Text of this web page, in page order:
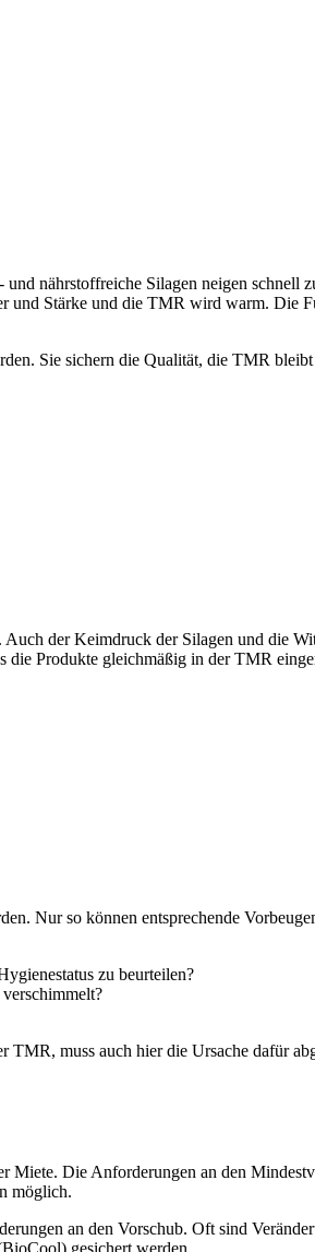
nährstoffreiche Silagen neigen
Stärke und die TMR wird warm. Die
Sie sichern die Qualität, die TMR
der Keimdruck der Silagen und die
die Produkte gleichmäßig in der TMR
Nur so können entsprechende
zu beurteilen?
TMR, muss auch hier die Ursache dafür
Die Anforderungen an den
möglich.
an den Vorschub. Oft sind